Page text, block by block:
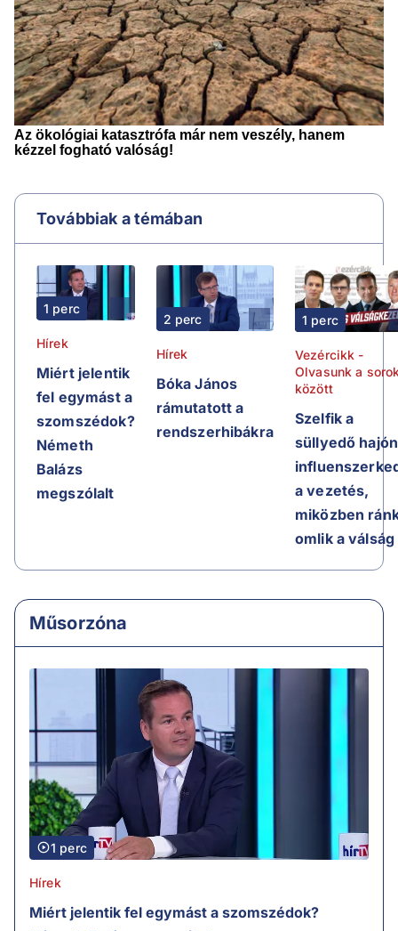
Továbbiak a témában
1 perc
Hírek
Miért jelentik
fel egymást a
szomszédok?
Németh
Balázs
megszólalt
2 perc
Hírek
Bóka János
rámutatott a
rendszerhibákra
1 perc
Vezércikk -
Olvasunk a
között
Szelfik a
süllyedő
a vezetés,
miközben
omlik a válság
Műsorzóna
1 perc
Hírek
Miért jelentik fel egymást a szomszédok?